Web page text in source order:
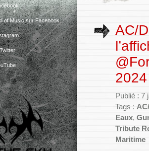
of Music sur Facebook
AC/
2024
Publié : 7
Tags :
Eaux,
Tribute
Maritime